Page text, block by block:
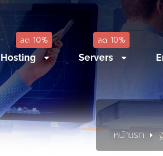
ลด 10%
Hosting
ลด 10%
Servers
หน้าแรก